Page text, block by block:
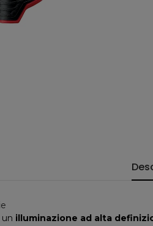
illuminazione ad alta